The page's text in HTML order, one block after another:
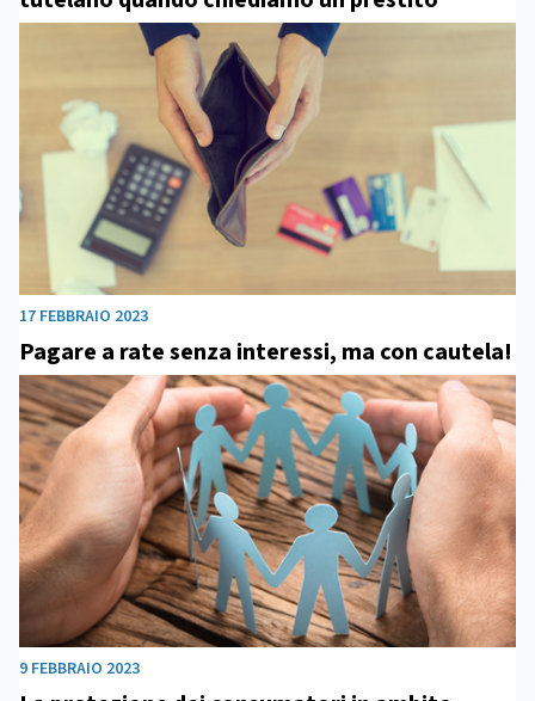
17 FEBBRAIO 2023
Pagare a rate senza interessi, ma con cautela!
9 FEBBRAIO 2023